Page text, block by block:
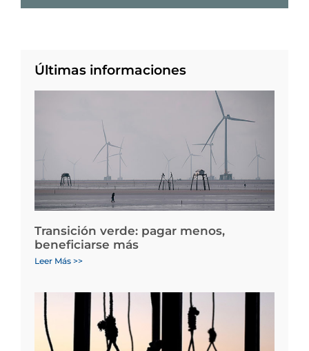
Últimas informaciones
Transición verde: pagar menos,
beneficiarse más
Leer Más >>